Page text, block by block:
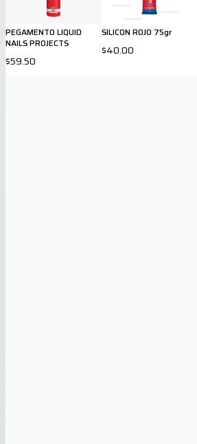
PEGAMENTO LIQUID
NAILS PROJECTS
$59.50
SILICON ROJO 75gr
$40.00